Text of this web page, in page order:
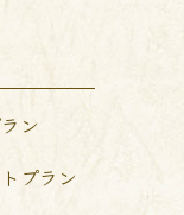
ン
プラン